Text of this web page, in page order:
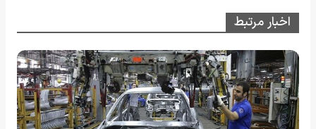
اخبار مرتبط